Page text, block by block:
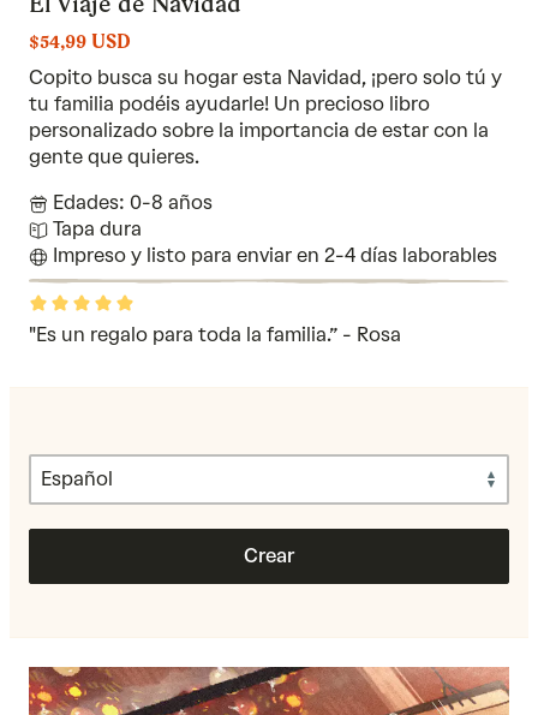
$54,99 USD
Copito busca su hogar esta Navidad, ¡pero solo tú y
tu familia podéis ayudarle! Un precioso libro
personalizado sobre la importancia de estar con la
gente que quieres.
Edades: 0-8 años
Tapa dura
Impreso y listo para enviar en 2-4 días laborables
Rated
5out
"Es un regalo para toda la familia.” - Rosa
Crear